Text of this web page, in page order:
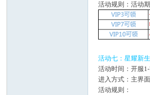
活动规则：活动
活动七：星耀新生
活动时间：开服
进入方式：主界
活动规则：